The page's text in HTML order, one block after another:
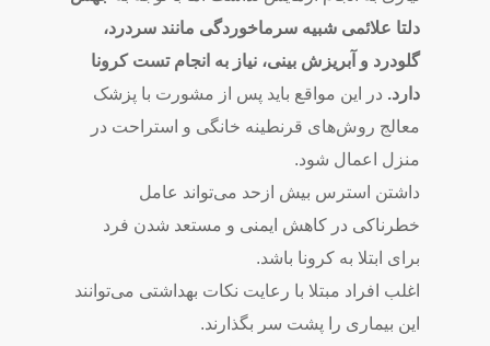
دلتا علائمی شبیه سرماخوردگی مانند سردرد،
گلودرد و آبریزش بینی، نیاز به انجام تست کرونا
دارد. در این مواقع باید پس از مشورت با پزشک
معالج روش‌های قرنطینه خانگی و استراحت در
منزل اعمال شود.
داشتن استرس بیش‌ ازحد می‌تواند عامل
خطرناکی در کاهش ایمنی و مستعد شدن فرد
برای ابتلا به کرونا باشد.
اغلب افراد مبتلا با رعایت نکات بهداشتی می‌توانند
این بیماری را پشت سر بگذارند.